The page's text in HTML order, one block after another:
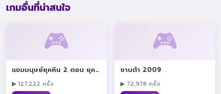
เกมอื่นที่น่าสนใจ
🎮
แซมมนุษย์ยุคหิน 2 ตอน ยุคน้ำแข็ง
▶ 127,222 ครั้ง
🎮
ซานต้า 2009
▶ 72,978 ครั้ง